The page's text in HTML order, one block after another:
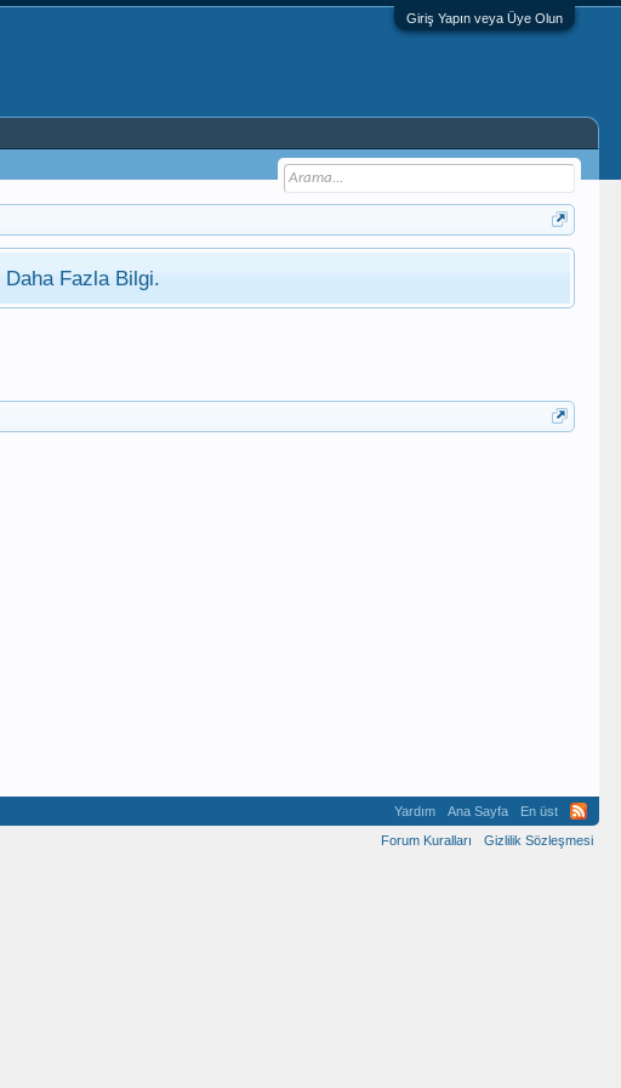
Giriş Yapın veya Üye Olun
Daha Fazla Bilgi.
Yardım Ana Sayfa
En üst
Forum Kuralları
Gizlilik Sözleşmesi